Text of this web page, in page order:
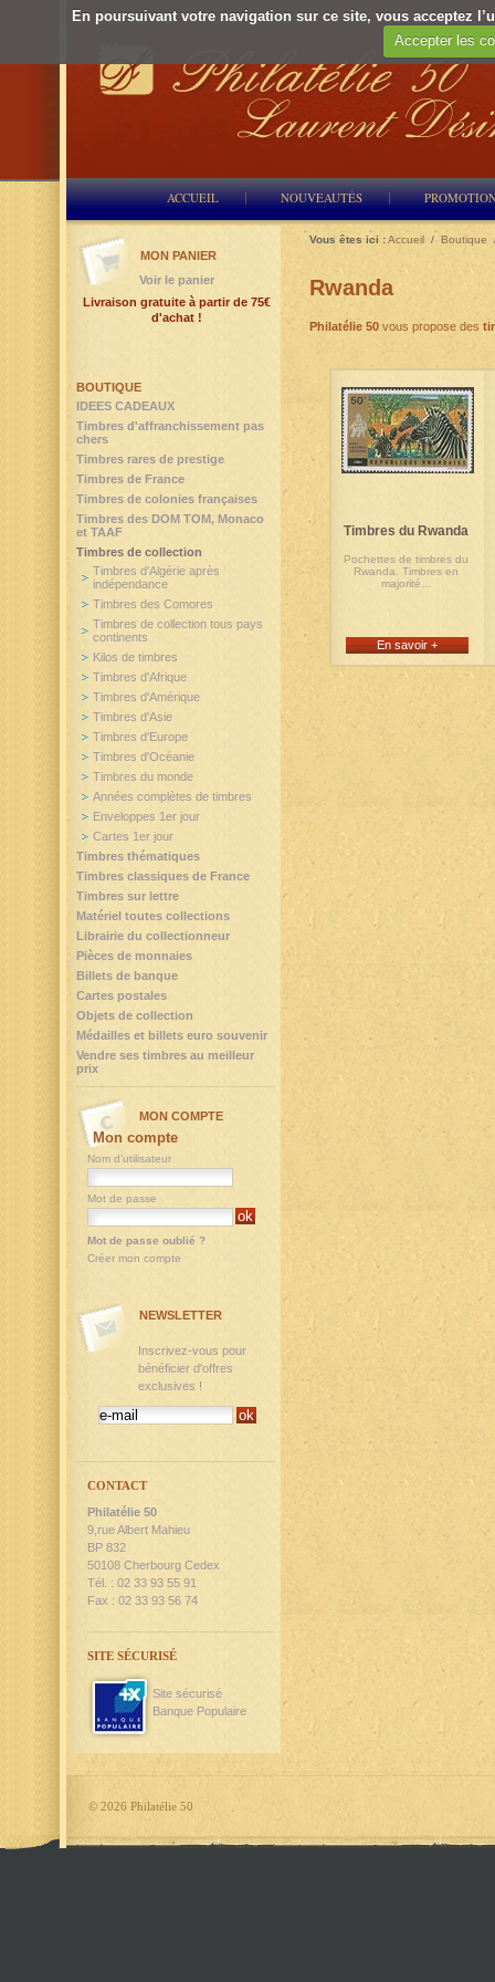
En poursuivant votre navigation sur ce site, vous acceptez
Accepter les
ACCUEIL NOUVEAUTÉS
Vous êtes ici :Accueil / Boutique
Rwanda
Philatélie 50 vous propose des
Timbres du Rwanda
Pochettes de timbres du
Rwanda. Timbres en
majorité...
En savoir +
BOUTIQUE
IDEES CADEAUX
Timbres d'affranchissement pas
chers
Timbres rares de prestige
Timbres de France
Timbres de colonies françaises
Timbres des DOM TOM, Monaco
et TAAF
Timbres de collection
Timbres d'Algérie après
indépendance
Timbres des Comores
Timbres de collection tous pays
continents
Kilos de timbres
Timbres d'Afrique
Timbres d'Amérique
Timbres d'Asie
Timbres d'Europe
Timbres d'Océanie
Timbres du monde
Années complètes de timbres
Enveloppes 1er jour
Cartes 1er jour
Timbres thématiques
Timbres classiques de France
Timbres sur lettre
Matériel toutes collections
Librairie du collectionneur
Pièces de monnaies
Billets de banque
Cartes postales
Objets de collection
Médailles et billets euro souvenir
Vendre ses timbres au meilleur
prix
MON PANIER
Voir le panier
Livraison gratuite à partir de 75€
d'achat !
MON COMPTE
Mon compte
Nom d'utilisateur
Mot de passe
Mot de passe oublié ?
Créer mon compte
NEWSLETTER
Inscrivez-vous pour
bénéficier d'offres
exclusives !
CONTACT
Philatélie 50
9,rue Albert Mahieu
BP 832
50108 Cherbourg Cedex
Tél. : 02 33 93 55 91
Fax : 02 33 93 56 74
SITE SÉCURISÉ
Site sécurisé
Banque Populaire
© 2026 Philatélie 50